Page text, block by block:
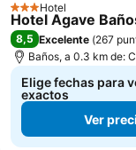
3 Estrellas
Hotel
Hotel Agave
8,5 Excelente (267
Baños, a 0.3 km de:
Elige fechas para
exactos
Ver